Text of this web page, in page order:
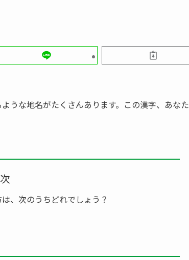
うな地名がたくさんあります。この漢字、あなた
、次のうちどれでしょう？